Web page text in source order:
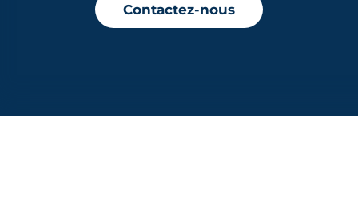
Contactez-nous